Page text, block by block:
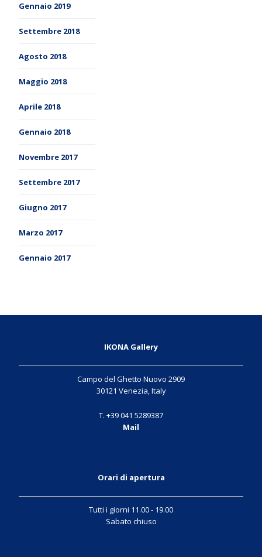
Gennaio 2019
Settembre 2018
Agosto 2018
Maggio 2018
Aprile 2018
Gennaio 2018
Novembre 2017
Settembre 2017
Giugno 2017
Marzo 2017
Gennaio 2017
IKONA Gallery
Campo del Ghetto Nuovo 2909
30121 Venezia, Italy
T. +39 041 5289387
Mail
Orari di apertura
Tutti i giorni 11.00 - 19.00
Sabato chiuso